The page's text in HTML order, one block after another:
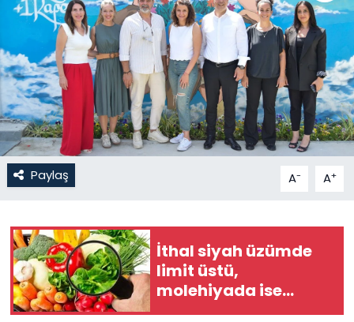
Paylaş A- A+
İthal siyah üzümde
limit üstü,
molehiyada ise
tavsiye dışı bitki
KKTC
KKTC YEREL SEÇİM 2018
Kültür Sanat
Magazin
Moda
Otomobil Dünyası
Politika